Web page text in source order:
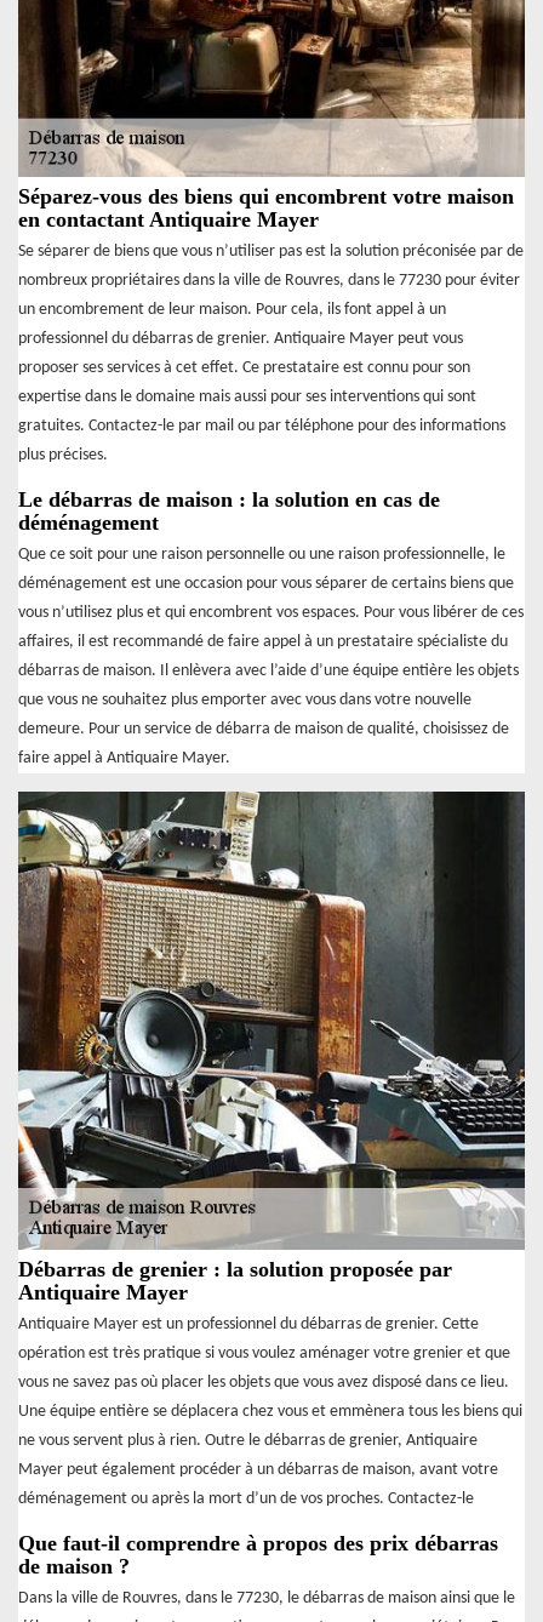
Séparez-vous des biens qui encombrent votre maison
en contactant Antiquaire Mayer
Se séparer de biens que vous n’utiliser pas est la solution préconisée par de
nombreux propriétaires dans la ville de Rouvres, dans le 77230 pour éviter
un encombrement de leur maison. Pour cela, ils font appel à un
professionnel du débarras de grenier. Antiquaire Mayer peut vous
proposer ses services à cet effet. Ce prestataire est connu pour son
expertise dans le domaine mais aussi pour ses interventions qui sont
gratuites. Contactez-le par mail ou par téléphone pour des informations
plus précises.
Le débarras de maison : la solution en cas de
déménagement
Que ce soit pour une raison personnelle ou une raison professionnelle, le
déménagement est une occasion pour vous séparer de certains biens que
vous n’utilisez plus et qui encombrent vos espaces. Pour vous libérer de ces
affaires, il est recommandé de faire appel à un prestataire spécialiste du
débarras de maison. Il enlèvera avec l’aide d’une équipe entière les objets
que vous ne souhaitez plus emporter avec vous dans votre nouvelle
demeure. Pour un service de débarra de maison de qualité, choisissez de
faire appel à Antiquaire Mayer.
Débarras de grenier : la solution proposée par
Antiquaire Mayer
Antiquaire Mayer est un professionnel du débarras de grenier. Cette
opération est très pratique si vous voulez aménager votre grenier et que
vous ne savez pas où placer les objets que vous avez disposé dans ce lieu.
Une équipe entière se déplacera chez vous et emmènera tous les biens qui
ne vous servent plus à rien. Outre le débarras de grenier, Antiquaire
Mayer peut également procéder à un débarras de maison, avant votre
déménagement ou après la mort d’un de vos proches. Contactez-le
Que faut-il comprendre à propos des prix débarras
de maison ?
Dans la ville de Rouvres, dans le 77230, le débarras de maison ainsi que le